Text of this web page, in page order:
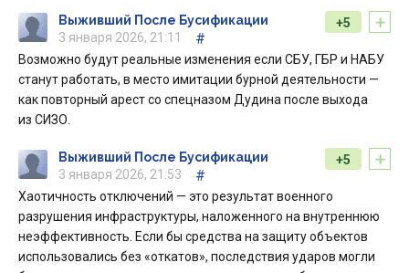
+
+5
Выживший После Бусификации
3 января 2026, 21:11
#
Возможно будут реальные изменения если СБУ, ГБР и НАБУ
станут работать, в место имитации бурной деятельности —
как повторный арест со спецназом Дудина после выхода
из СИЗО.
+
+5
Выживший После Бусификации
3 января 2026, 21:53
#
Хаотичность отключений — это результат военного
разрушения инфраструктуры, наложенного на внутреннюю
неэффективность. Если бы средства на защиту объектов
использовались без «откатов», последствия ударов могли